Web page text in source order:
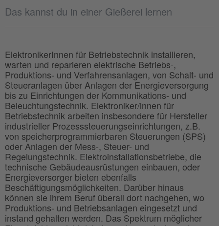
Das kannst du in einer Gießerei lernen
ElektronikerInnen für Betriebstechnik installieren,
warten und reparieren elektrische Betriebs-,
Produktions- und Verfahrensanlagen, von Schalt- und
Steueranlagen über Anlagen der Energieversorgung
bis zu Einrichtungen der Kommunikations- und
Beleuchtungstechnik. Elektroniker/innen für
Betriebstechnik arbeiten insbesondere für Hersteller
industrieller Prozesssteuerungseinrichtungen, z.B.
von speicherprogrammierbaren Steuerungen (SPS)
oder Anlagen der Mess-, Steuer- und
Regelungstechnik. Elektroinstallationsbetriebe, die
technische Gebäudeausrüstungen einbauen, oder
Energieversorger bieten ebenfalls
Beschäftigungsmöglichkeiten. Darüber hinaus
können sie ihrem Beruf überall dort nachgehen, wo
Produktions- und Betriebsanlagen eingesetzt und
instand gehalten werden. Das Spektrum möglicher